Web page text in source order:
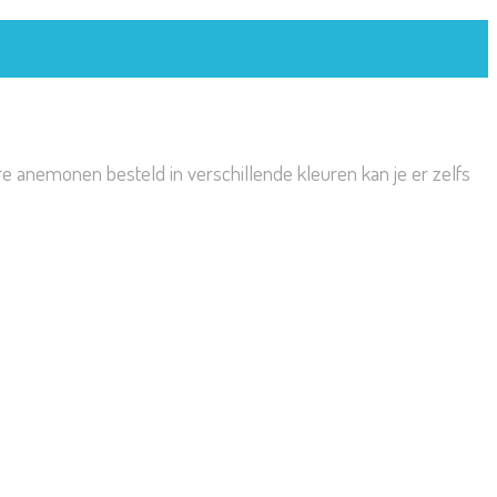
anemonen besteld in verschillende kleuren kan je er zelfs